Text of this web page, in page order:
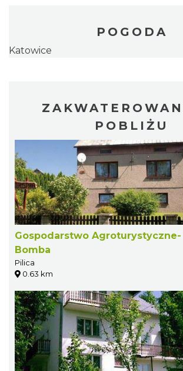
POGODA
Katowice
POBLIŻU
Gospodarstwo
Bomba
Pilica
0.63 km